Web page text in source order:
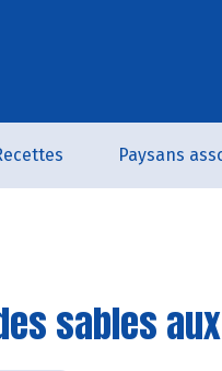
Paysans
sables